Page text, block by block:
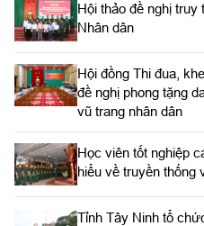
Hội thảo đề nghị truy
Nhân dân
Hội đồng Thi đua,
đề nghị phong tặng
vũ trang nhân dân
Học viên tốt nghiệp
hiểu về truyền thống
​Tỉnh Tây Ninh tổ